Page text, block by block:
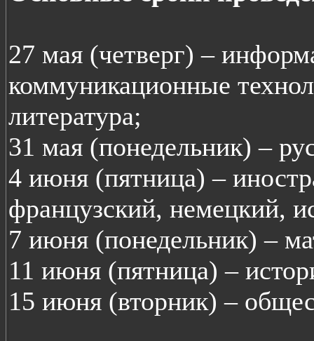
27 мая (четверг) –
коммуникационные
литература;
31 мая (понедельник) –
4 июня (пятница) –
французский, немецкий,
7 июня (понедельник) –
11 июня (пятница) –
15 июня (вторник) –